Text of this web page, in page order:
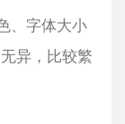
、字体大小
异，比较繁